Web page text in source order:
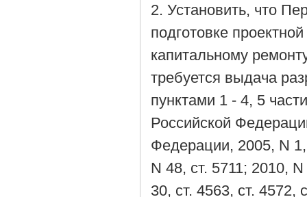
2. Установить, что
подготовке
капитальному
требуется выдача
пунктами 1 - 4, 5
Российской
Федерации, 2005, N 1,
N 48, ст. 5711; 2010,
30, ст. 4563, ст. 4572,